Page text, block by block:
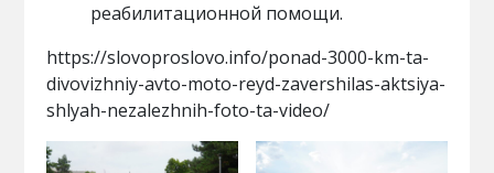
реабилитационной помощи.
https://slovoproslovo.info/ponad-3000-km-ta-
divovizhniy-avto-moto-reyd-zavershilas-aktsiya-
shlyah-nezalezhnih-foto-ta-video/